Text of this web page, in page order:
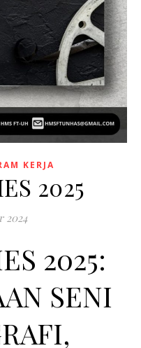
KERJA
2025
2024
2025:
SENI